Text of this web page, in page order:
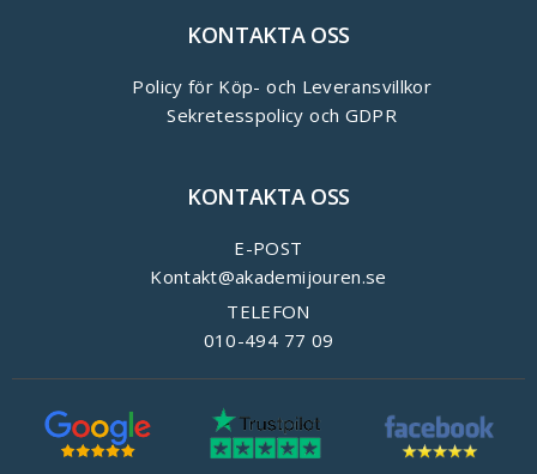
KONTAKTA OSS
Policy för Köp- och Leveransvillkor
Sekretesspolicy och GDPR
KONTAKTA OSS
E-POST
Kontakt@akademijouren.se
TELEFON
010-494 77 09